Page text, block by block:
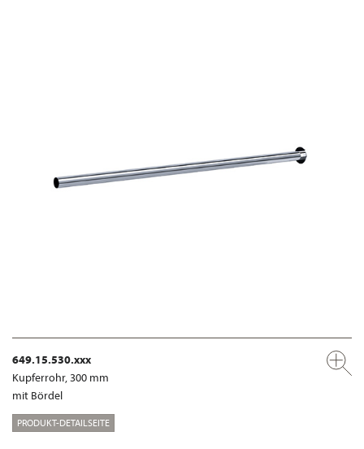
649.15.530.xxx
Kupferrohr, 300 mm
mit Bördel
PRODUKT-DETAILSEITE